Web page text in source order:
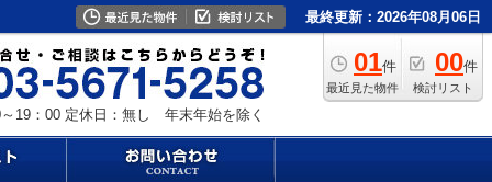
最終更新：2026年08月06日
01件
最近見た物件
00件
検討リスト
19：00 定休日：無し 年末年始を除く